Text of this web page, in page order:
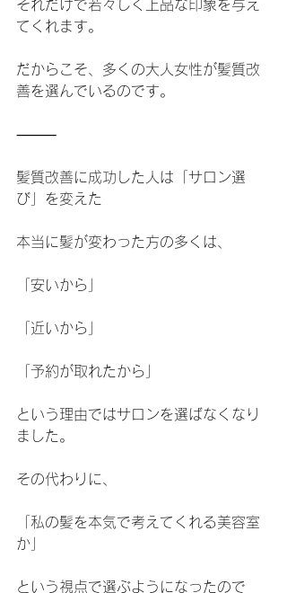
それだけで若々しく上品な印象を与え
てくれます。
だからこそ、多くの大人女性が髪質改
善を選んでいるのです。
⸻
髪質改善に成功した人は「サロン選
び」を変えた
本当に髪が変わった方の多くは、
「安いから」
「近いから」
「予約が取れたから」
という理由ではサロンを選ばなくなり
ました。
その代わりに、
「私の髪を本気で考えてくれる美容室
か」
という視点で選ぶようになったので